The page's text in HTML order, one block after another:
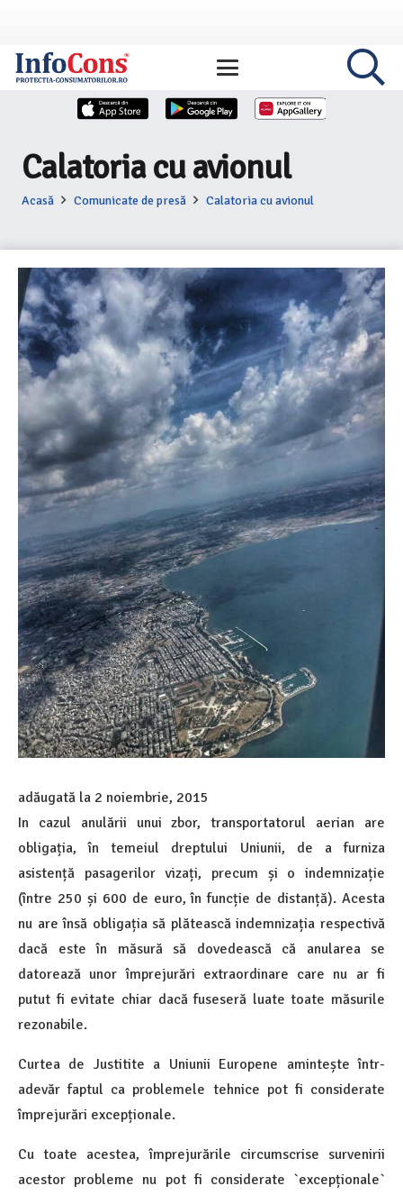
Calatoria cu avionul
Acasă Comunicate de presă Calatoria cu avionul
adăugată la 2 noiembrie, 2015
In cazul anulării unui zbor, transportatorul aerian are
obligația, în temeiul dreptului Uniunii, de a furniza
asistență pasagerilor vizați, precum și o indemnizație
(între 250 și 600 de euro, în funcție de distanță). Acesta
nu are însă obligația să plătească indemnizația respectivă
dacă este în măsură să dovedească că anularea se
datorează unor împrejurări extraordinare care nu ar fi
putut fi evitate chiar dacă fuseseră luate toate măsurile
rezonabile.
Curtea de Justitite a Uniunii Europene amintește într-
adevăr faptul ca problemele tehnice pot fi considerate
împrejurări excepționale.
Cu toate acestea, împrejurările circumscrise survenirii
acestor probleme nu pot fi considerate `excepționale`